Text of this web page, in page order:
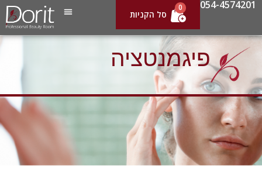
054-4574201
0
פיגמנטציה